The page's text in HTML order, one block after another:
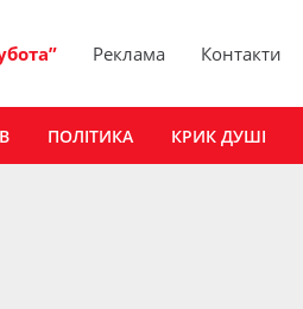
Реклама Контакти
ПОЛІТИКА КРИК ДУШІ